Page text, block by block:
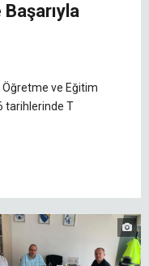
Öğretme ve Eğitim
tarihlerinde T